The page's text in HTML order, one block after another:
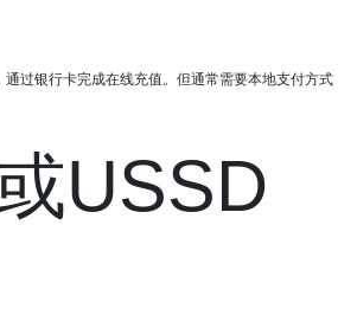
过银行卡完成在线充值。但通常需要本地支付方式
USSD